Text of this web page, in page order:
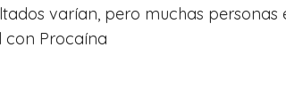
varían, pero muchas
con Procaína